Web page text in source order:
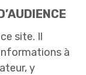
site. Il
à
y